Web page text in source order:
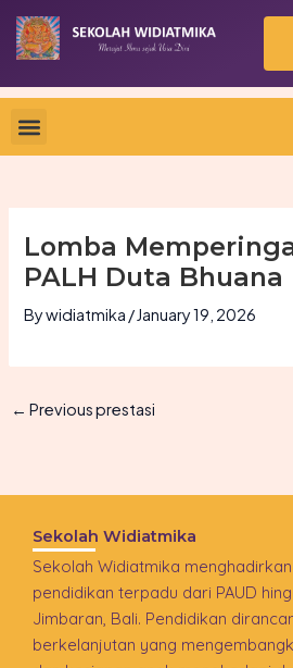
Skip
content
Lomba
PALH Duta Bhuana
Bywidiatmika /January 19, 2026
← Previous prestasi
Sekolah Widiatmika
Sekolah Widiatmika
pendidikan terpadu dari PAUD
Jimbaran, Bali. Pendidikan
berkelanjutan yang